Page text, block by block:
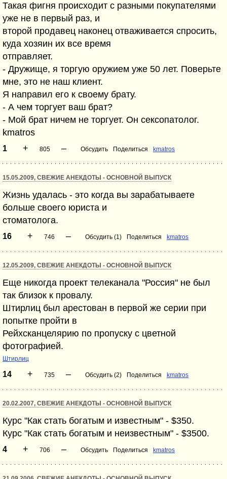
Такая фигня происходит с разными покупателями
уже не в первый раз, и
второй продавец наконец отваживается спросить,
куда хозяин их все время
отправляет.
- Дружище, я торгую оружием уже 50 лет. Поверьте
мне, это не наш клиент.
Я направил его к своему брату.
- А чем торгует ваш брат?
- Мой брат ничем не торгует. Он сексопатолог.
kmatros
1 + 805 – Обсудить Поделиться kmatros
15.05.2009, СВЕЖИЕ АНЕКДОТЫ - ОСНОВНОЙ ВЫПУСК
Жизнь удалась - это когда вы зарабатываете
больше своего юриста и
стоматолога.
16 + 746 – Обсудить (1) Поделиться kmatros
12.05.2009, СВЕЖИЕ АНЕКДОТЫ - ОСНОВНОЙ ВЫПУСК
Еще никогда проект телеканала "Россия" не был
так близок к провалу.
Штирлиц был арестован в первой же серии при
попытке пройти в
Рейхсканцелярию по пропуску с цветной
фотографией.
Штирлиц
14 + 735 – Обсудить (2) Поделиться kmatros
20.02.2007, СВЕЖИЕ АНЕКДОТЫ - ОСНОВНОЙ ВЫПУСК
Курс "Как стать богатым и известным" - $350.
Курс "Как стать богатым и неизвестным" - $3500.
4 + 706 – Обсудить Поделиться kmatros